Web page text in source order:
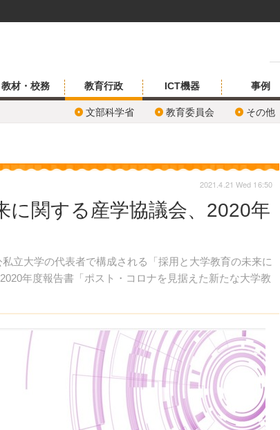
教材・校務 教育行政
文部科学省 教育委員会 その他
ICT機器 事例
に関する産学協議会、2020年
立大学の代表者で構成される「採用と大学教育の未来に
年度報告書「ポスト・コロナを見据えた新たな大学教
2021.4.21 Wed 16:50